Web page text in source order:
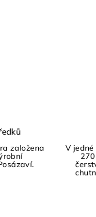
založena
V